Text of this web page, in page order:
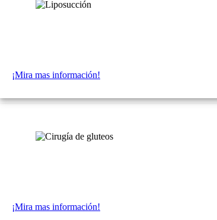
¡Mira mas información!
¡Mira mas información!